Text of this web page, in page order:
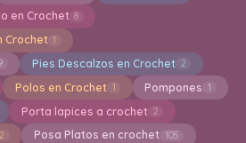
en Crochet 8
Crochet 1
Pies Descalzos en Crochet 2
Polos en Crochet 1 Pompones 1
Porta lapices a crochet 2
2 Posa Platos en crochet 105